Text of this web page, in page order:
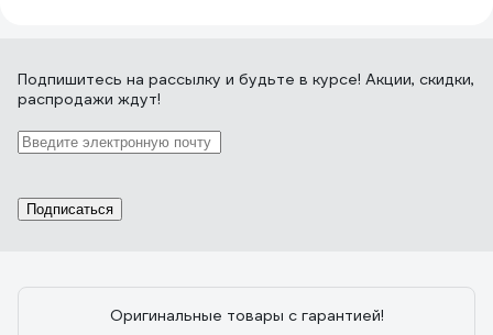
Подпишитесь на рассылку и будьте в курсе! Акции, скидки,
распродажи ждут!
Подписаться
Оригинальные товары с гарантией!